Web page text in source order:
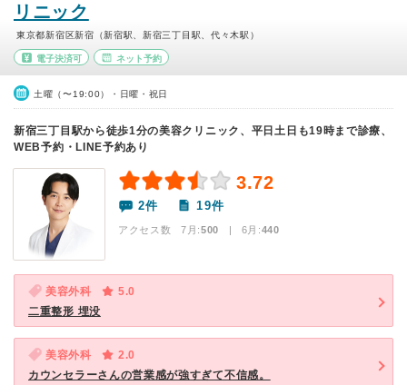
リニック
東京都新宿区新宿（新宿駅、新宿三丁目駅、代々木駅）
電子決済可 ネット予約
土曜（〜19:00）・日曜・祝日
新宿三丁目駅から徒歩1分の美容クリニック、平日土日も19時まで診療、
WEB予約・LINE予約あり
3.72
2件 19件
アクセス数 7月:500 | 6月:440
美容外科
5.0
二重整形 埋没
美容外科
2.0
カウンセラーさんの営業感が強すぎて不信感。